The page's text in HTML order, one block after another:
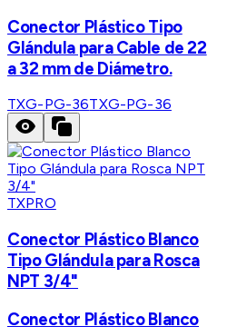
Conector Plástico Tipo
Glándula para Cable de 22
a 32 mm de Diámetro.
TXG-PG-36TXG-PG-36
TXPRO
Conector Plástico Blanco
Tipo Glándula para Rosca
NPT 3/4"
Conector Plástico Blanco